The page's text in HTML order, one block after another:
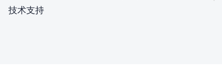
技术支持